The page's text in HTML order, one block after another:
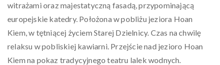
witrażami oraz majestatyczną fasadą, przypominającą
europejskie katedry. Położona w pobliżu jeziora Hoan
Kiem, w tętniącej życiem Starej Dzielnicy. Czas na chwilę
relaksu w pobliskiej kawiarni. Przejście nad jezioro Hoan
Kiem na pokaz tradycyjnego teatru lalek wodnych.